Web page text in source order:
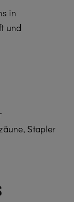
in
und
Stapler